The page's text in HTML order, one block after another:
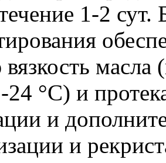
1-2
масла
24 °С) и
и
и